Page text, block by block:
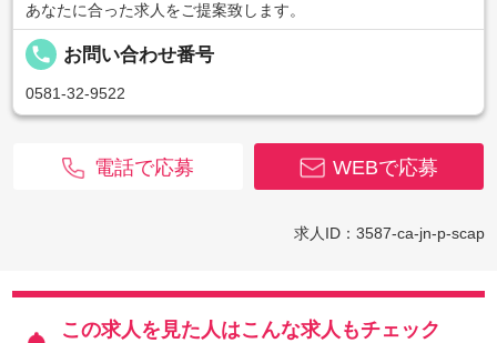
あなたに合った求人をご提案致します。
local_phone お問い合わせ番号
0581-32-9522
WEBで応募
電話で応募
求人ID：3587-ca-jn-p-scap
この求人を見た人はこんな求人もチェック